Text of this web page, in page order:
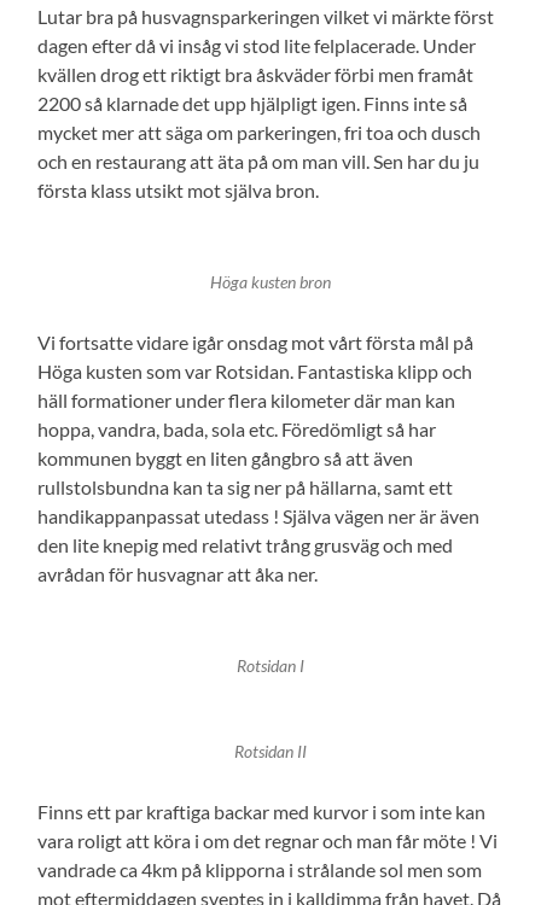
Lutar bra på husvagnsparkeringen vilket vi märkte först
dagen efter då vi insåg vi stod lite felplacerade. Under
kvällen drog ett riktigt bra åskväder förbi men framåt
2200 så klarnade det upp hjälpligt igen. Finns inte så
mycket mer att säga om parkeringen, fri toa och dusch
och en restaurang att äta på om man vill. Sen har du ju
första klass utsikt mot själva bron.
Höga kusten bron
Vi fortsatte vidare igår onsdag mot vårt första mål på
Höga kusten som var Rotsidan. Fantastiska klipp och
häll formationer under flera kilometer där man kan
hoppa, vandra, bada, sola etc. Föredömligt så har
kommunen byggt en liten gångbro så att även
rullstolsbundna kan ta sig ner på hällarna, samt ett
handikappanpassat utedass ! Själva vägen ner är även
den lite knepig med relativt trång grusväg och med
avrådan för husvagnar att åka ner.
Rotsidan I
Rotsidan II
Finns ett par kraftiga backar med kurvor i som inte kan
vara roligt att köra i om det regnar och man får möte ! Vi
vandrade ca 4km på klipporna i strålande sol men som
mot eftermiddagen sveptes in i kalldimma från havet. Då